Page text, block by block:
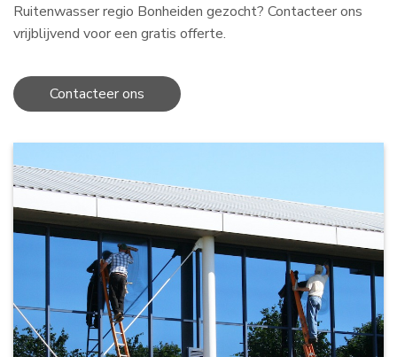
Ruitenwasser regio Bonheiden gezocht? Contacteer ons
vrijblijvend voor een gratis offerte.
Contacteer ons